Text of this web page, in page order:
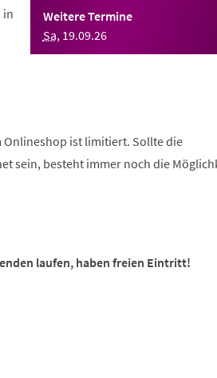
Weitere Termine
Sa, 19.09.26
in
Onlineshop ist limitiert. Sollte die
sein, besteht immer noch die
laufen, haben freien Eintritt!